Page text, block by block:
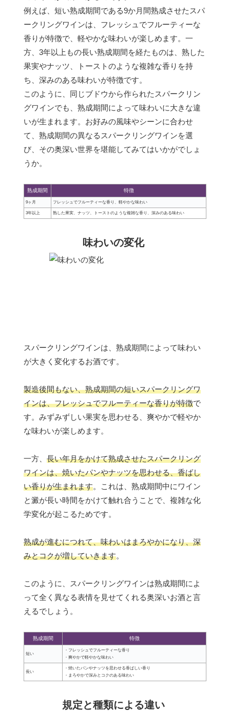
例えば、短い熟成期間である9か月間熟成させたスパ
ークリングワインは、フレッシュでフルーティーな
香りが特徴で、軽やかな味わいが楽しめます。一
方、3年以上もの長い熟成期間を経たものは、熟した
果実やナッツ、トーストのような複雑な香りを持
ち、深みのある味わいが特徴です。
このように、同じブドウから作られたスパークリン
グワインでも、熟成期間によって味わいに大きな違
いが生まれます。お好みの風味やシーンに合わせ
て、熟成期間の異なるスパークリングワインを選
び、その奥深い世界を堪能してみてはいかがでしょ
うか。
熟成期間 特徴
9ヶ月 フレッシュでフルーティーな香り、軽やかな味わい
3年以上 熟した果実、ナッツ、トーストのような複雑な香り、深みのある味わい
味わいの変化
スパークリングワインは、熟成期間によって味わい
が大きく変化するお酒です。
製造後間もない、熟成期間の短いスパークリングワ
インは、フレッシュでフルーティーな香りが特徴で
す。みずみずしい果実を思わせる、爽やかで軽やか
な味わいが楽しめます。
一方、 長い年月をかけて熟成させたスパークリング
ワインは、焼いたパンやナッツを思わせる、香ばし
い香りが生まれます。これは、熟成期間中にワイン
と澱が長い時間をかけて触れ合うことで、複雑な化
学変化が起こるためです。
熟成が進むにつれて、味わいはまろやかになり、深
みとコクが増していきます。
このように、スパークリングワインは熟成期間によ
って全く異なる表情を見せてくれる奥深いお酒と言
えるでしょう。
熟成期間 特徴
短い
・フレッシュでフルーティーな香り
・爽やかで軽やかな味わい
長い
・焼いたパンやナッツを思わせる香ばしい香り
・まろやかで深みとコクのある味わい
規定と種類による違い